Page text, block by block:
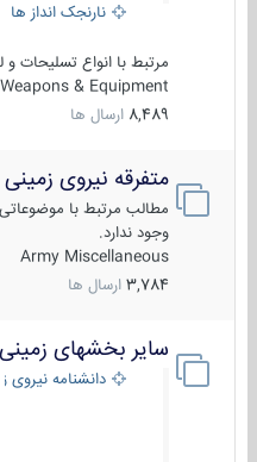
نارنجک انداز ها
مرتبط با انواع تسلیحات و
Weapons & Equipment
8,489 ارسال ها
متفرقه نیروی زمینی
مطالب مرتبط با موضوعاتی
وجود ندارد.
Army Miscellaneous
3,784 ارسال ها
سایر بخشهای زمینی
دانشنامه نیروی